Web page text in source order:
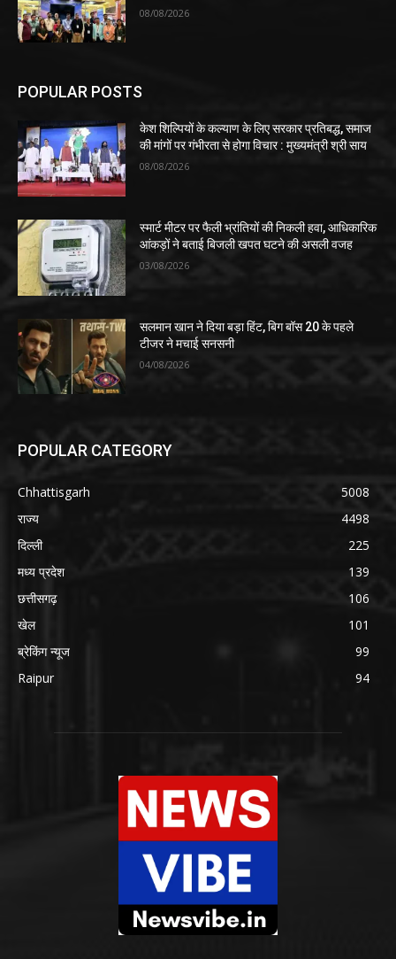
08/08/2026
POPULAR POSTS
केश शिल्पियों के कल्याण के लिए सरकार प्रतिबद्ध, समाज
की मांगों पर गंभीरता से होगा विचार : मुख्यमंत्री श्री साय
08/08/2026
स्मार्ट मीटर पर फैली भ्रांतियों की निकली हवा, आधिकारिक
आंकड़ों ने बताई बिजली खपत घटने की असली वजह
03/08/2026
सलमान खान ने दिया बड़ा हिंट, बिग बॉस 20 के पहले
टीजर ने मचाई सनसनी
04/08/2026
POPULAR CATEGORY
Chhattisgarh
5008
राज्य
4498
दिल्ली
225
मध्य प्रदेश
139
छत्तीसगढ़
106
खेल
101
ब्रेकिंग न्यूज
99
Raipur
94